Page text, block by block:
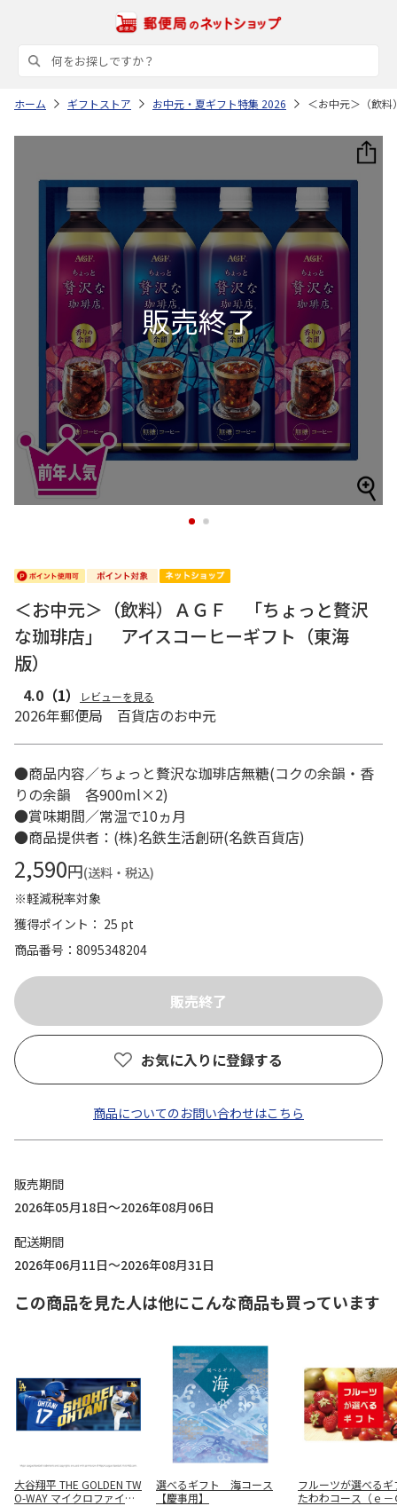
ホーム ギフトストア お中元・夏ギフト特集 2026 ＜お中元＞（飲
1 2
＜お中元＞（飲料）ＡＧＦ 「ちょっと贅沢
な珈琲店」 アイスコーヒーギフト（東海
版）
4.0 （1） レビューを見る
2026年郵便局 百貨店のお中元
●商品内容／ちょっと贅沢な珈琲店無糖(コクの余韻・香
りの余韻 各900ml×2)
●賞味期間／常温で10ヵ月
●商品提供者：(株)名鉄生活創研(名鉄百貨店)
2,590円(送料・税込)
※軽減税率対象
獲得ポイント： 25 pt
商品番号
8095348204
お気に入りに登録する
商品についてのお問い合わせはこちら
販売期間
2026年05月18日～2026年08月06日
配送期間
2026年06月11日～2026年08月31日
この商品を見た人は他にこんな商品も買っています
大谷翔平 THE GOLDEN TW
O-WAY マイクロファイバ
選べるギフト 海コース
【慶事用】
フルーツが選べる
たわわコース（ｅ－